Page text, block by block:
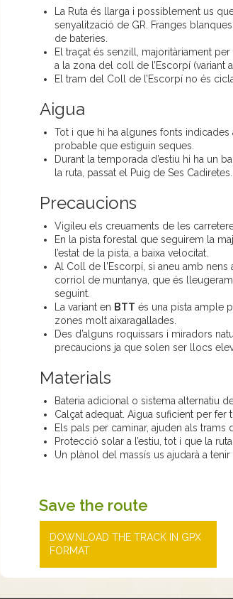
La Ruta és llarga i possiblement us
senyalització de GR. Franges
de bateries.
El traçat és senzill, majoritàriament
a la zona del coll de l’Escorpí (variant
El tram del Coll de l’Escorpí no és
Aigua
Tot i que hi ha algunes fonts
probable que estiguin seques.
Durant la temporada d’estiu hi ha un
la ruta, passat el Puig de Ses Cadiretes.
Precaucions
Vigileu els creuaments de les
En la pista forestal que seguirem la
l’estat de la pista, a baixa velocitat.
Al Coll de l'Escorpí, si aneu amb nens
corriol de muntanya, que és
seguint.
La variant en BTT és una pista ample
zones molt aixaragallades.
Des d’alguns roquissars i miradors
precaucions ja que solen ser llocs
Materials
Bateria adicional o sistema alternatiu
Calçat adequat. Aigua suficient per fer
Els pals per caminar, ajuden als trams
Protecció solar a l’estiu, tot i que la
Un plànol del massís us ajudarà a
Save the route
DOWNLOAD THE TRACK IN GPX
FORMAT